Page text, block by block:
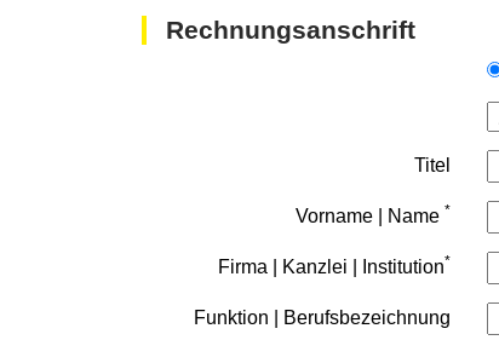
Rechnungsanschrift
Titel
Vorname | Name *
Firma | Kanzlei | Institution*
Funktion | Berufsbezeichnung